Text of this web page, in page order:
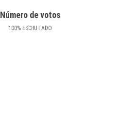
Número de votos
100% ESCRUTADO